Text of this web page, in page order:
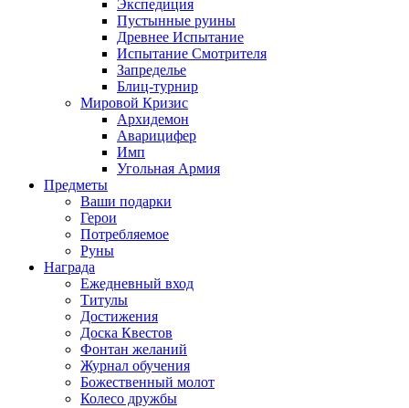
Экспедиция
Пустынные руины
Древнее Испытание
Испытание Смотрителя
Запределье
Блиц-турнир
Мировой Кризис
Архидемон
Аварицифер
Имп
Угольная Армия
Предметы
Ваши подарки
Герои
Потребляемое
Руны
Награда
Ежедневный вход
Титулы
Достижения
Доска Квестов
Фонтан желаний
Журнал обучения
Божественный молот
Колесо дружбы